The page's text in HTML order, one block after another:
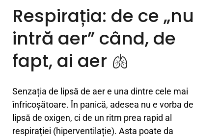
Respirația: de ce „nu
intră aer” când, de
fapt, ai aer 🫁
Senzația de lipsă de aer e una dintre cele mai
înfricoșătoare. În panică, adesea nu e vorba de
lipsă de oxigen, ci de un ritm prea rapid al
respirației (hiperventilație). Asta poate da